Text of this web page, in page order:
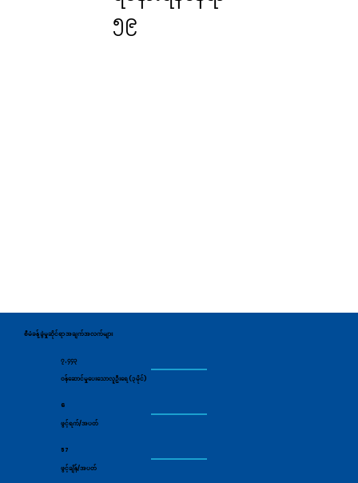
၅၉
စီမံခန့်ခွဲမှုဆိုင်ရာ အချက်အလက်များ
၇,၄၄၃
ဝန်ဆောင်မှုပေးသောလူဦးရေ (၃ မိုင်)
6
ဖွင့်ရက်/အပတ်
57
ဖွင့်ချိန်/အပတ်